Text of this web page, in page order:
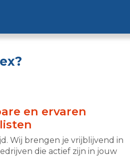
en ervaren
Wij brengen je vrijblijvend in
die actief zijn in jouw